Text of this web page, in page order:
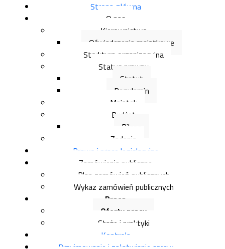
Strona główna
O nas
Kierownictwo
Oświadczenia majątkowe
Struktura organizacyjna
Status prawny
Statut
Regulamin
Majątek
Budżet
Bilans
Zadania
Prawo i prace legislacyjne
Zamówienia publiczne
Plan zamówień publicznych
Wykaz zamówień publicznych
Praca
Oferty pracy
Staże i praktyki
Kontrola